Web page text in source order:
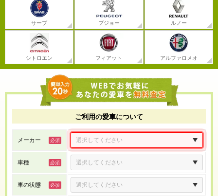
サーブ プジョー ルノー
シトロエン フィアット アルファロメオ
ご利用の愛車について
メーカー
車種
車の状態